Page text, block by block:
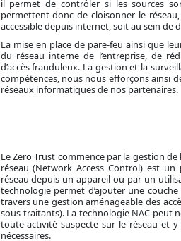
permettent donc de cloisonner le
accessible depuis internet, soit au sein de
La mise en place de pare-feu ainsi que
du réseau interne de l’entreprise, de
d’accès frauduleux. La gestion et la
compétences, nous nous efforçons ainsi
réseaux informatiques de nos partenaires.
Le Zero Trust commence par la gestion
réseau (Network Access Control) est un
réseau depuis un appareil ou par un
technologie permet d’ajouter une
travers une gestion aménageable des
sous-traitants). La technologie NAC peut
toute activité suspecte sur le réseau et
nécessaires.